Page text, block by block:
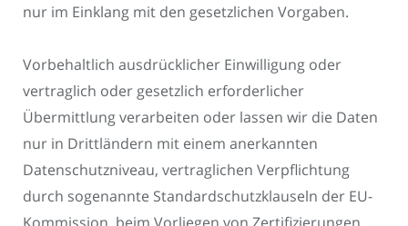
nur im Einklang mit den gesetzlichen Vorgaben.
Vorbehaltlich ausdrücklicher Einwilligung oder
vertraglich oder gesetzlich erforderlicher
Übermittlung verarbeiten oder lassen wir die Daten
nur in Drittländern mit einem anerkannten
Datenschutzniveau, vertraglichen Verpflichtung
durch sogenannte Standardschutzklauseln der EU-